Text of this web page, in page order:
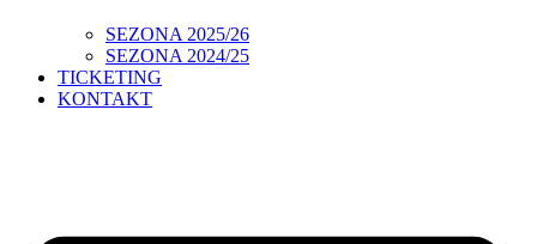
SEZONA 2025/26
SEZONA 2024/25
TICKETING
KONTAKT